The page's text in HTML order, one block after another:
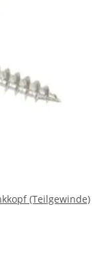
(Teilgewinde)